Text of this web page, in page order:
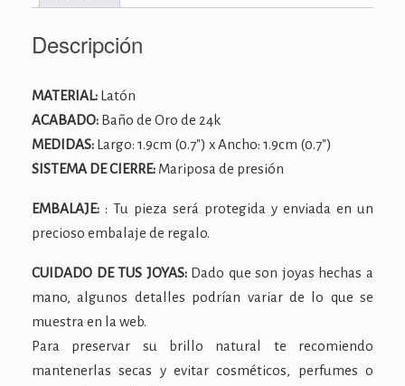
Descripción
MATERIAL: Latón
ACABADO: Baño de Oro de 24k
MEDIDAS: Largo: 1.9cm (0.7″) x Ancho: 1.9cm (0.7″)
SISTEMA DE CIERRE: Mariposa de presión
EMBALAJE: : Tu pieza será protegida y enviada en un
precioso embalaje de regalo.
CUIDADO DE TUS JOYAS:Dado que son joyas hechas a
mano, algunos detalles podrían variar de lo que se
muestra en la web.
Para preservar su brillo natural te recomiendo
mantenerlas secas y evitar cosméticos, perfumes o